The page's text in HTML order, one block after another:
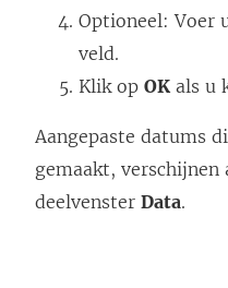
Optioneel: Voer
veld.
Klik op OK als u
Aangepaste datums
gemaakt, verschijnen
deelvenster Data.